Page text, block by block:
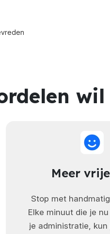
Meer
Stop met
Elke minuut die je
je administratie,